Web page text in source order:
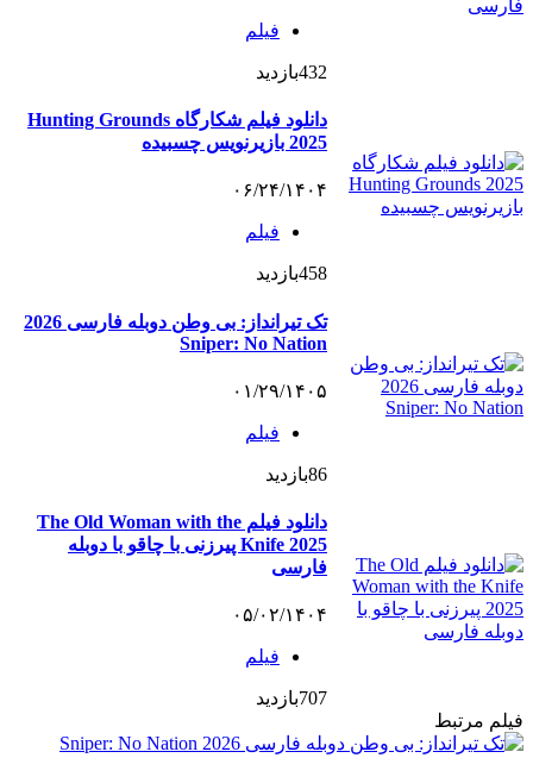
فیلم
432بازدید
دانلود فیلم شکارگاه Hunting Grounds
2025 بازیرنویس چسبیده
۰۶/۲۴/۱۴۰۴
فیلم
458بازدید
تک‌ تیرانداز: بی‌ وطن دوبله فارسی 2026
Sniper: No Nation
۰۱/۲۹/۱۴۰۵
فیلم
86بازدید
دانلود فیلم The Old Woman with the
Knife 2025 پیرزنی با چاقو با دوبله
فارسی
۰۵/۰۲/۱۴۰۴
فیلم
707بازدید
فیلم مرتبط